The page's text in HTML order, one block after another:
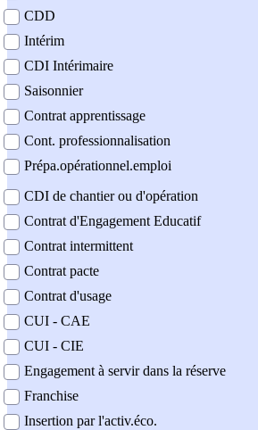
CDD
Intérim
CDI Intérimaire
Saisonnier
Contrat apprentissage
Cont. professionnalisation
Prépa.opérationnel.emploi
CDI de chantier ou d'opération
Contrat d'Engagement Educatif
Contrat intermittent
Contrat pacte
Contrat d'usage
CUI - CAE
CUI - CIE
Engagement à servir dans la réserve
Franchise
Insertion par l'activ.éco.